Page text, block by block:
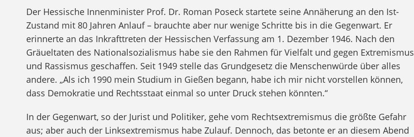
Der Hessische Innenminister Prof. Dr. Roman Poseck startete seine Annäherung an den Ist-
Zustand mit 80 Jahren Anlauf – brauchte aber nur wenige Schritte bis in die Gegenwart. Er
erinnerte an das Inkrafttreten der Hessischen Verfassung am 1. Dezember 1946. Nach den
Gräueltaten des Nationalsozialismus habe sie den Rahmen für Vielfalt und gegen Extremismus
und Rassismus geschaffen. Seit 1949 stelle das Grundgesetz die Menschenwürde über alles
andere. „Als ich 1990 mein Studium in Gießen begann, habe ich mir nicht vorstellen können,
dass Demokratie und Rechtsstaat einmal so unter Druck stehen könnten.“
In der Gegenwart, so der Jurist und Politiker, gehe vom Rechtsextremismus die größte Gefahr
aus; aber auch der Linksextremismus habe Zulauf. Dennoch, das betonte er an diesem Abend